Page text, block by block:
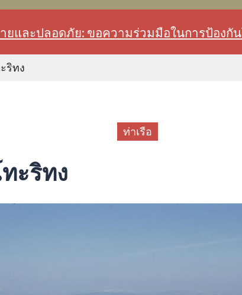
ยและปลอดภัย: ขอความร่วมมือในการป้องกั
ริทง
ท่าเรือ
ะริทง